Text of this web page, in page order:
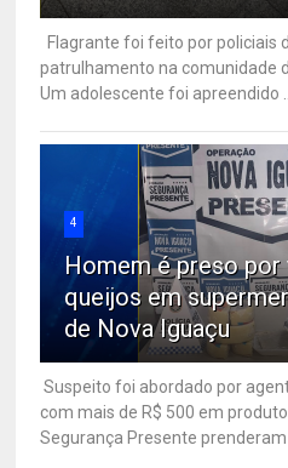
Flagrante foi feito por policiais
patrulhamento na comunidade
Um adolescente foi apreendido ...
4
Homem é preso por
queijos em
de Nova Iguaçu
Suspeito foi abordado por
com mais de R$ 500 em
Segurança Presente prenderam